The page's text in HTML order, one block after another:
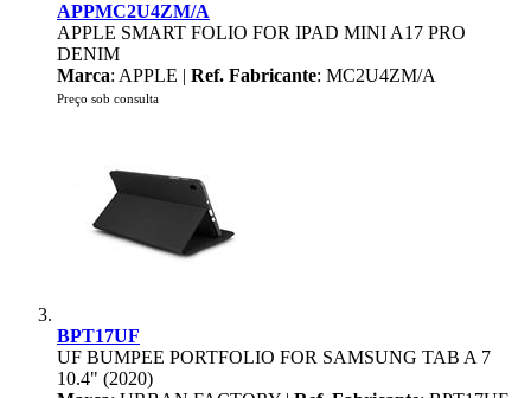
APPMC2U4ZM/A
APPLE SMART FOLIO FOR IPAD MINI A17 PRO
DENIM
Marca: APPLE | Ref. Fabricante: MC2U4ZM/A
Preço sob consulta
BPT17UF
UF BUMPEE PORTFOLIO FOR SAMSUNG TAB A 7
10.4" (2020)